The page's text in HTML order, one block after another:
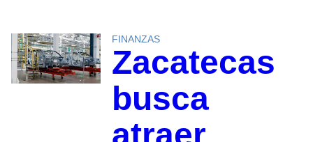
FINANZAS
Zacatecas
busca
atraer